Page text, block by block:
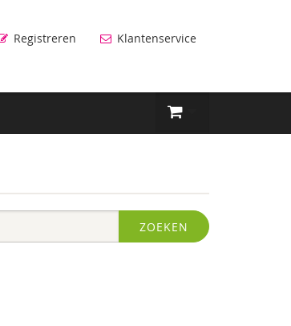
Registreren Klantenservice
ZOEKEN